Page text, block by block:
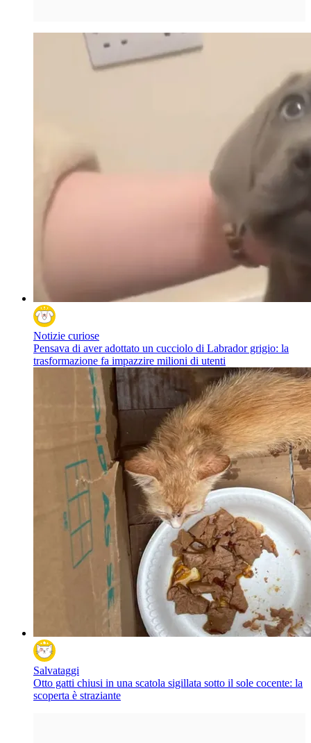
Notizie curiose
Pensava di aver adottato un cucciolo di Labrador grigio: la
trasformazione fa impazzire milioni di utenti
Salvataggi
Otto gatti chiusi in una scatola sigillata sotto il sole cocente: la
scoperta è straziante